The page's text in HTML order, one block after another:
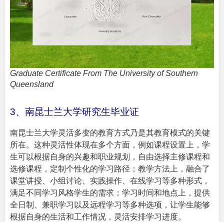
Graduate Certificate From The University of Southern
Queensland
3、南昆士兰大学研究生毕业证
南昆士兰大学灵活多变的教育方式乃是其教育模式的关键
所在。这种灵活性体现在多个方面，例如课程设置上，学
生可以根据自身的兴趣和职业规划，自由选择主修课程和
选修课程，定制个性化的学习路径；教学方法上，融合了
课堂讲授、小组讨论、实践操作、在线学习等多种形式，
满足不同学习风格学生的需求；学习时间和地点上，提供
全日制、兼职学习以及远程学习等多种选项，让学生能够
根据自身的生活和工作情况，灵活安排学习进度。